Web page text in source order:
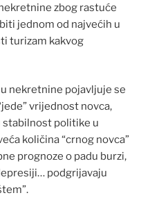
zbog rastuće
jednom od najvećih u
turizam kakvog
nekretnine pojavljuje se
vrijednost novca,
stabilnost politike u
količina “crnog novca”
prognoze o padu burzi,
podgrijavaju